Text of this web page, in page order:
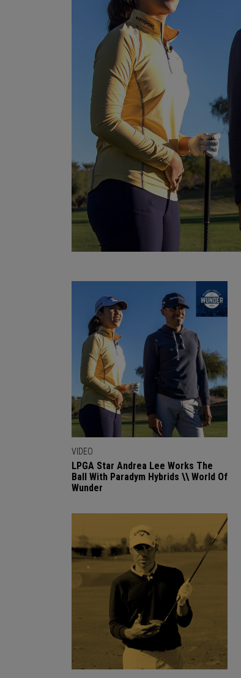
VIDEO
LPGA Star Andrea Lee Works The
Ball With Paradym Hybrids \\ World Of
Wunder